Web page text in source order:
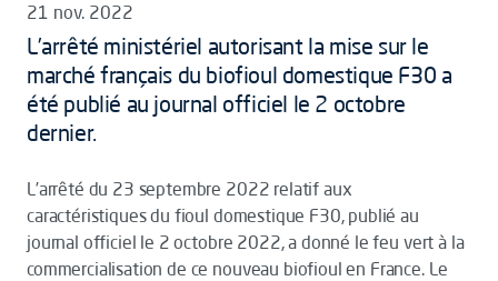
21 nov. 2022
L’arrêté ministériel autorisant la mise sur le
marché français du biofioul domestique F30 a
été publié au journal officiel le 2 octobre
dernier.
L’arrêté du 23 septembre 2022 relatif aux
caractéristiques du fioul domestique F30, publié au
journal officiel le 2 octobre 2022, a donné le feu vert à la
commercialisation de ce nouveau biofioul en France. Le